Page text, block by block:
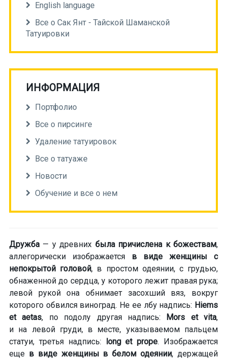
English language
Все о Сак Янт - Тайской Шаманской
Татуировки
ИНФОРМАЦИЯ
Портфолио
Все о пирсинге
Удаление татуировок
Все о татуаже
Новости
Обучение и все о нем
Дружба — у древних была причислена к божествам,
аллегорически изображается в виде женщины с
непокрытой головой, в простом одеянии, с грудью,
обнаженной до сердца, у которого лежит правая рука;
левой рукой она обнимает засохший вяз, вокруг
которого обвился виноград. Не ее лбу надпись: Hiems
et aetas, по подолу другая надпись: Mors et vita,
и на левой груди, в месте, указываемом пальцем
статуи, третья надпись: long et prope. Изображается
еще в виде женщины в белом одеянии, держащей